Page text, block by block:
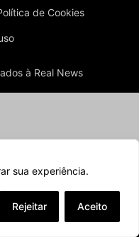
sua experiência.
Rejeitar Aceito
de Cookies
à Real News